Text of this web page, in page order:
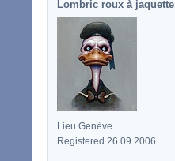
Lombric roux à jaquette
Lieu Genève
Registered 26.09.2006